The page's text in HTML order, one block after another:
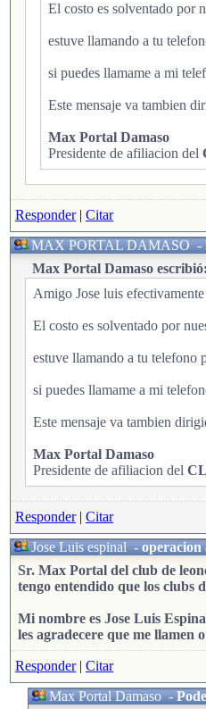
El costo es solventado por
estuve llamando a tu
si puedes llamame a mi
Este mensaje va tambien
Max Portal Damaso
Presidente de afiliacion del
Responder| Citar
MAX PORTAL DAMASO-
Max Portal Damaso escribió:
Amigo Jose luis
El costo es solventado por
estuve llamando a tu telefono
si puedes llamame a mi
Este mensaje va tambien
Max Portal Damaso
Presidente de afiliacion del
Responder| Citar
Jose Luis espinal-operacion
Sr. Max Portal del club de
tengo entendido que los clubs
Mi nombre es Jose Luis
les agradecere que me llamen
Responder| Citar
Max Portal Damaso-